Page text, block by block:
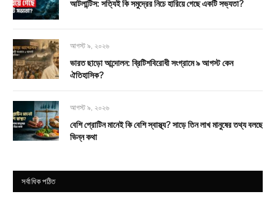
আটলান্টিস: সত্যিই কি সমুদ্রের নিচে হারিয়ে গেছে একটি সভ্যতা?
আগস্ট ৯, ২০২৬
ভারত ছাড়ো আন্দোলন: ব্রিটিশবিরোধী সংগ্রামে ৯ আগস্ট কেন
ঐতিহাসিক?
আগস্ট ৯, ২০২৬
বেশি প্রোটিন মানেই কি বেশি স্বাস্থ্য? সাড়ে তিন লাখ মানুষের তথ্য বলছে
ভিন্ন কথা
সর্বাধিক পঠিত